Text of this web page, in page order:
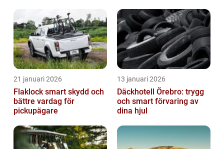
21 januari 2026
Flaklock smart skydd och
bättre vardag för
pickupägare
13 januari 2026
Däckhotell Örebro: trygg
och smart förvaring av
dina hjul